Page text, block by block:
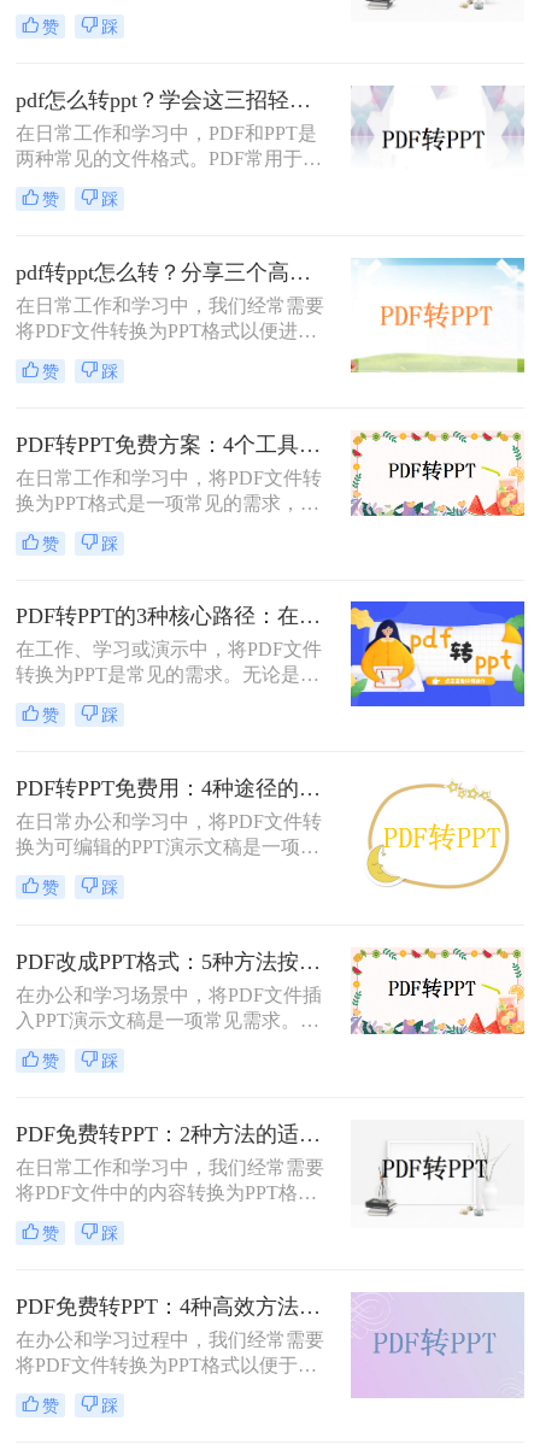
了方便展示、编辑还是进一步处理，
掌握几种高效的PDF转PPT方法都是
PPT呢？本文将详细介绍两种常见的
PDF转PPT方法，帮助用户轻松完成
文件格式转换。
赞 踩
pdf怎么转ppt？学会这三招轻松搞定转换！
在日常工作和学习中，PDF和PPT是
两种常见的文件格式。PDF常用于文
档的查看和分享，而PPT则更多地用
于制作演示文稿和进行演讲。有时，
式，以便进行编辑、修改或展示。那
么pdf怎么转ppt呢？本文将介绍三种
将PDF转换为PPT的方法：使用专业
的PDF转PPT软件、利用在线转换工
具，以及手动复制粘贴内容。
赞 踩
pdf转ppt怎么转？分享三个高效转换方法！
在日常工作和学习中，我们经常需要
将PDF文件转换为PPT格式以便进行
演示或编辑。那么pdf转ppt怎么转
呢？以下将介绍三种常用的pdf转ppt
转换。
赞 踩
PDF转PPT免费方案：4个工具的文件限制和输出质量对比！
在日常工作和学习中，将PDF文件转
换为PPT格式是一项常见的需求，以
便更好地进行演示和分享。虽然市面
上有许多专业的转换软件和服务，但
费。那么pdf如何免费转换ppt呢？以
下将介绍四种免费将PDF转换为PPT
的方法，帮助用户轻松实现格式转
换。
赞 踩
PDF转PPT的3种核心路径：在线、软件和PPT自带的适用范围！
在工作、学习或演示中，将PDF文件
转换为PPT是常见的需求。无论是整
合报告、课件，还是优化文档展示，
都需要一种高效且保留原格式的方
是几种常用方法的详细解析，帮助你
快速上手。
赞 踩
PDF转PPT免费用：4种途径的转换精度和排版保留能力对比！
在日常办公和学习中，将PDF文件转
换为可编辑的PPT演示文稿是一项高
频需求。无论是需要修改过时的课
件、提取报告中的数据制作新方案，
速且免费地完成格式转换都能极大提
升工作效率。那么如何免费把pdf转成
PPT呢？
赞 踩
PDF改成PPT格式：5种方法按页面复杂度选择！
在办公和学习场景中，将PDF文件插
入PPT演示文稿是一项常见需求。无
论是展示报告、图表，还是分享文档
内容，合理选择插入方法能显著提升
改成PPT呢？以下是五种常用方法的
详细说明，帮助您根据需求高效完成
文档整合。
赞 踩
PDF免费转PPT：2种方法的适用场景和操作差异！
在日常工作和学习中，我们经常需要
将PDF文件中的内容转换为PPT格
式，以便于演示和分享。那么PDF如
何转化为PPT免费呢？以下是两种免
PPT的转换。
赞 踩
PDF免费转PPT：4种高效方法的速度、精度和文件限制实测！
在办公和学习过程中，我们经常需要
将PDF文件转换为PPT格式以便于演
示或编辑。那么怎么免费把pdf转换成
ppt呢？本文将详细介绍几种免费的方
赞 踩